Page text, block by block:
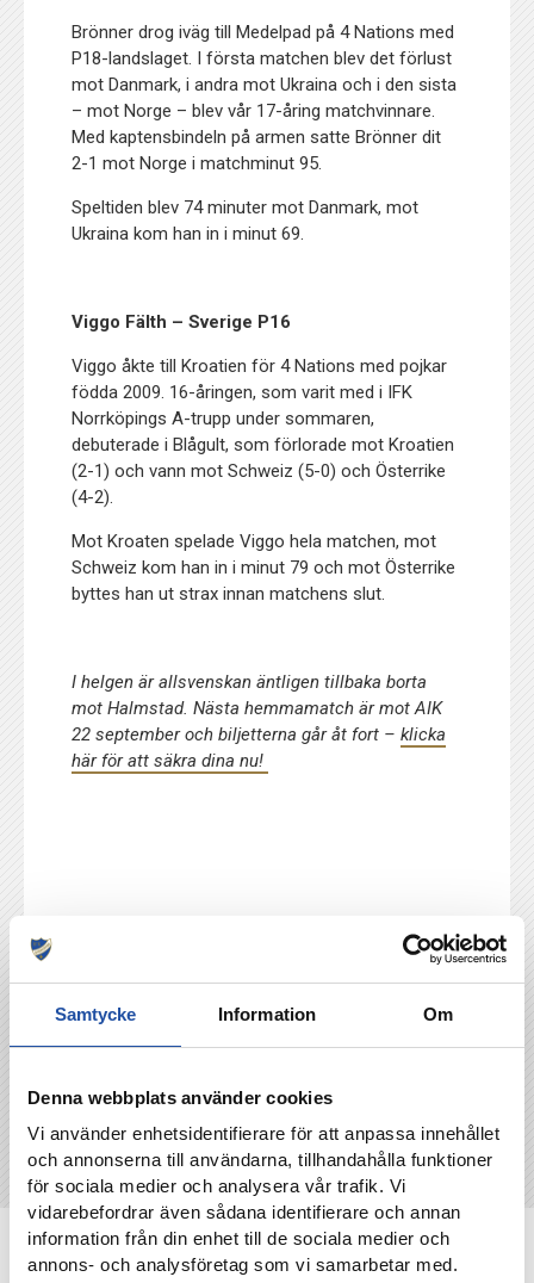
Samtycke Information Om
Denna webbplats använder cookies
Vi använder enhetsidentifierare för att anpassa innehållet
och annonserna till användarna, tillhandahålla funktioner
för sociala medier och analysera vår trafik. Vi
vidarebefordrar även sådana identifierare och annan
information från din enhet till de sociala medier och
annons- och analysföretag som vi samarbetar med.
Brönner drog iväg till Medelpad på 4 Nations med
P18-landslaget. I första matchen blev det förlust
mot Danmark, i andra mot Ukraina och i den sista
– mot Norge – blev vår 17-åring matchvinnare.
Med kaptensbindeln på armen satte Brönner dit
2-1 mot Norge i matchminut 95.
Speltiden blev 74 minuter mot Danmark, mot
Ukraina kom han in i minut 69.
Viggo Fälth – Sverige P16
Viggo åkte till Kroatien för 4 Nations med pojkar
födda 2009. 16-åringen, som varit med i IFK
Norrköpings A-trupp under sommaren,
debuterade i Blågult, som förlorade mot Kroatien
(2-1) och vann mot Schweiz (5-0) och Österrike
(4-2).
Mot Kroaten spelade Viggo hela matchen, mot
Schweiz kom han in i minut 79 och mot Österrike
byttes han ut strax innan matchens slut.
I helgen är allsvenskan äntligen tillbaka borta
mot Halmstad. Nästa hemmamatch är mot AIK
22 september och biljetterna går åt fort –klicka
här för att säkra dina nu!
NYHETER